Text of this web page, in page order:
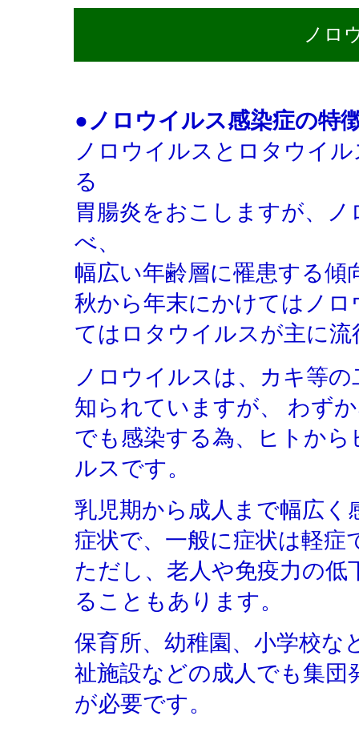
ノロ
●ノロウイルス感染症の特
ノロウイルスとロタウイ
る
胃腸炎をおこしますが、
べ、
幅広い年齢層に罹患する傾
秋から年末にかけてはノ
てはロタウイルスが主に流
ノロウイルスは、カキ等
知られていますが、 わず
でも感染する為、ヒトか
ルスです。
乳児期から成人まで幅広く
症状で、一般に症状は軽症
ただし、老人や免疫力の
ることもあります。
保育所、幼稚園、小学校な
祉施設などの成人でも集
が必要です。